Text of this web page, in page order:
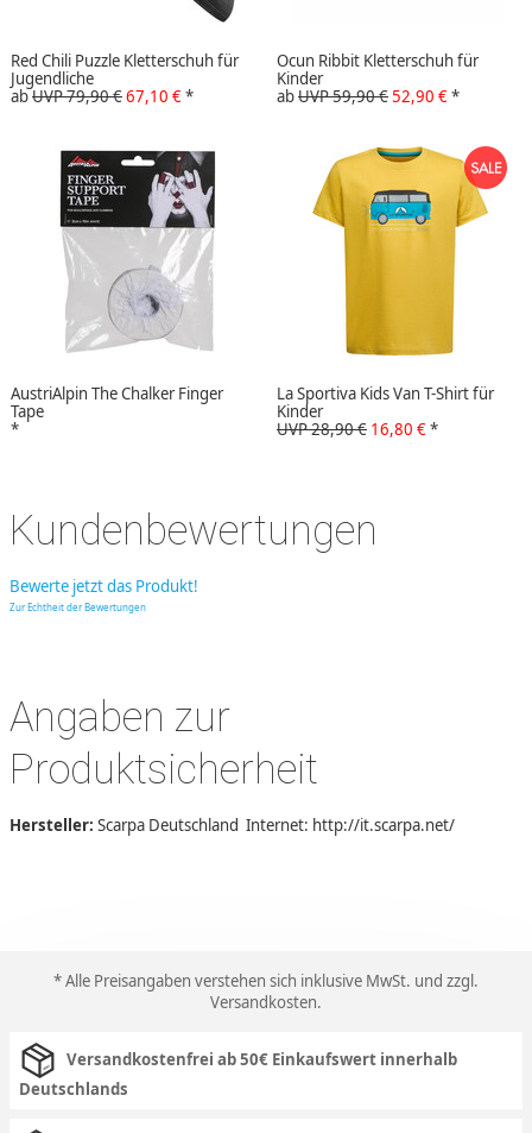
Red Chili Puzzle Kletterschuh für
Jugendliche
abUVP 79,90 €67,10 €*
Ocun Ribbit Kletterschuh für
Kinder
abUVP 59,90 €52,90 €*
AustriAlpin The Chalker Finger
Tape
*
La Sportiva Kids Van T-Shirt für
Kinder
UVP 28,90 € 16,80 €*
Kundenbewertungen
Bewerte jetzt das Produkt!
Zur Echtheit der Bewertungen
Angaben zur
Produktsicherheit
Hersteller: Scarpa Deutschland Internet: http://it.scarpa.net/
* Alle Preisangaben verstehen sich inklusive MwSt. und zzgl.
Versandkosten.
Versandkostenfrei ab 50€ Einkaufswert innerhalb
Deutschlands